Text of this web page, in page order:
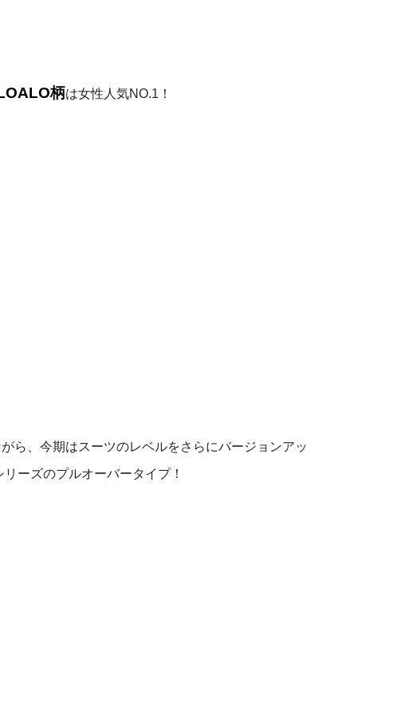
柄は女性人気NO.1！
ら、今期はスーツのレベルをさらにバージョンアッ
リーズのプルオーバータイプ！